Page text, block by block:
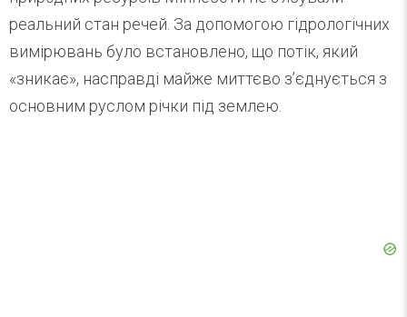
реальний стан речей. За допомогою гідрологічних
вимірювань було встановлено, що потік, який
«зникає», насправді майже миттєво з’єднується з
основним руслом річки під землею.